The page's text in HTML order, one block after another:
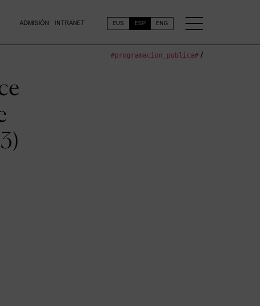
ADMISIÓN INTRANET EUS ESP ENG
#programacion_publica#/